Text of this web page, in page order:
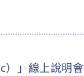
）」線上說明會